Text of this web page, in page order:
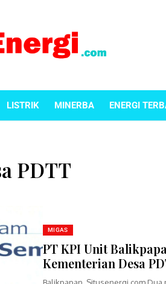
LISTRIK MINERBA ENERGI
PDTT
MIGAS
PT KPI Unit
Kementerian Desa